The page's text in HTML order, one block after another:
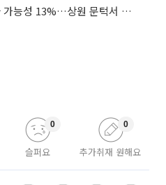
美 클래리티 법안 연내 통과 가능성 13%…상원 문턱서 제동
슬퍼요
0
추가취재 원해요
0